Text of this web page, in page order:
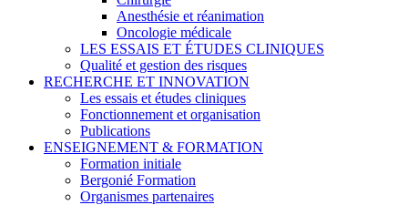
Anesthésie et réanimation
Oncologie médicale
LES ESSAIS ET ÉTUDES CLINIQUES
Qualité et gestion des risques
RECHERCHE ET INNOVATION
Les essais et études cliniques
Fonctionnement et organisation
Publications
ENSEIGNEMENT & FORMATION
Formation initiale
Bergonié Formation
Organismes partenaires